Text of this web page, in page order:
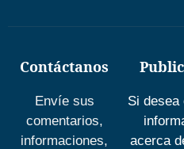
Contáctanos
Envíe sus
comentarios,
informaciones,
Si desea
acerca